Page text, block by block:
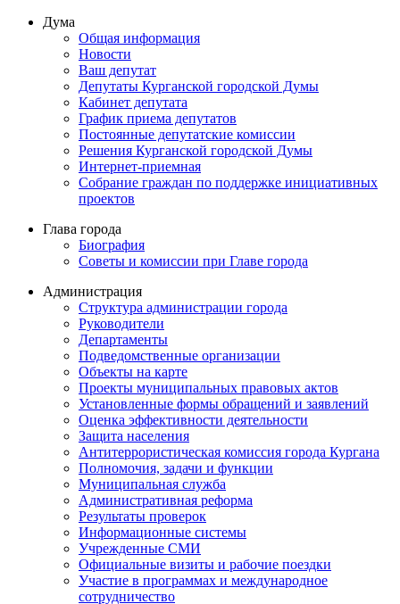
Дума
Общая информация
Новости
Ваш депутат
Депутаты Курганской городской Думы
Кабинет депутата
График приема депутатов
Постоянные депутатские комиссии
Решения Курганской городской Думы
Интернет-приемная
Собрание граждан по поддержке инициативных
проектов
Глава города
Биография
Советы и комиссии при Главе города
Администрация
Структура администрации города
Руководители
Департаменты
Подведомственные организации
Объекты на карте
Проекты муниципальных правовых актов
Установленные формы обращений и заявлений
Оценка эффективности деятельности
Защита населения
Антитеррористическая комиссия города Кургана
Полномочия, задачи и функции
Муниципальная служба
Административная реформа
Результаты проверок
Информационные системы
Учрежденные СМИ
Официальные визиты и рабочие поездки
Участие в программах и международное
сотрудничество